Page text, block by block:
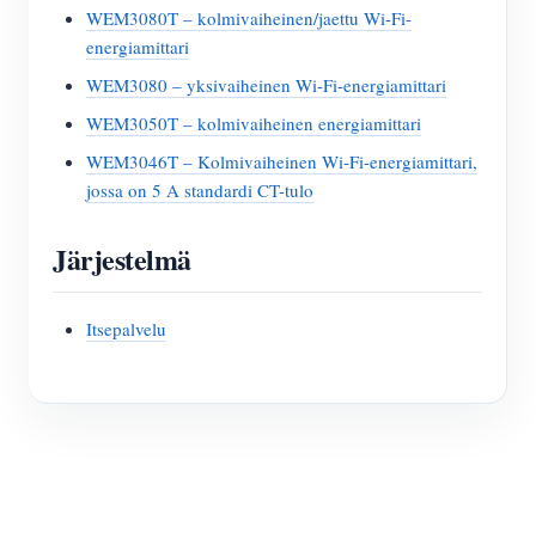
WEM3080T – kolmivaiheinen/jaettu Wi-Fi-
energiamittari
WEM3080 – yksivaiheinen Wi-Fi-energiamittari
WEM3050T – kolmivaiheinen energiamittari
WEM3046T – Kolmivaiheinen Wi-Fi-energiamittari,
jossa on 5 A standardi CT-tulo
Järjestelmä
Itsepalvelu